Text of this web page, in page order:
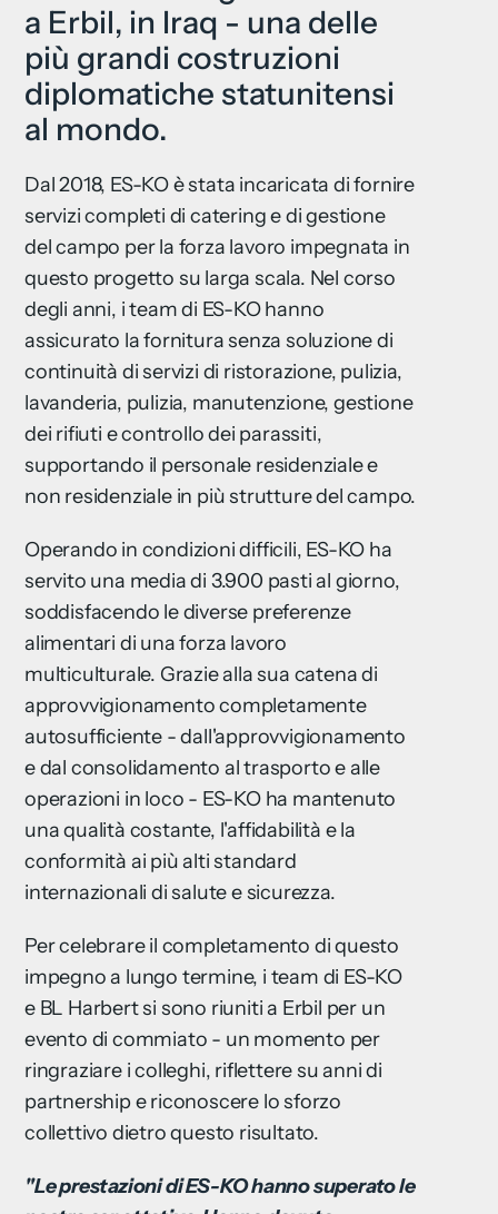
a Erbil, in Iraq - una delle
più grandi costruzioni
diplomatiche statunitensi
al mondo.
Dal 2018, ES-KO è stata incaricata di fornire
servizi completi di catering e di gestione
del campo per la forza lavoro impegnata in
questo progetto su larga scala. Nel corso
degli anni, i team di ES-KO hanno
assicurato la fornitura senza soluzione di
continuità di servizi di ristorazione, pulizia,
lavanderia, pulizia, manutenzione, gestione
dei rifiuti e controllo dei parassiti,
supportando il personale residenziale e
non residenziale in più strutture del campo.
Operando in condizioni difficili, ES-KO ha
servito una media di 3.900 pasti al giorno,
soddisfacendo le diverse preferenze
alimentari di una forza lavoro
multiculturale. Grazie alla sua catena di
approvvigionamento completamente
autosufficiente - dall'approvvigionamento
e dal consolidamento al trasporto e alle
operazioni in loco - ES-KO ha mantenuto
una qualità costante, l'affidabilità e la
conformità ai più alti standard
internazionali di salute e sicurezza.
Per celebrare il completamento di questo
impegno a lungo termine, i team di ES-KO
e BL Harbert si sono riuniti a Erbil per un
evento di commiato - un momento per
ringraziare i colleghi, riflettere su anni di
partnership e riconoscere lo sforzo
collettivo dietro questo risultato.
"Le prestazioni di ES-KO hanno superato le